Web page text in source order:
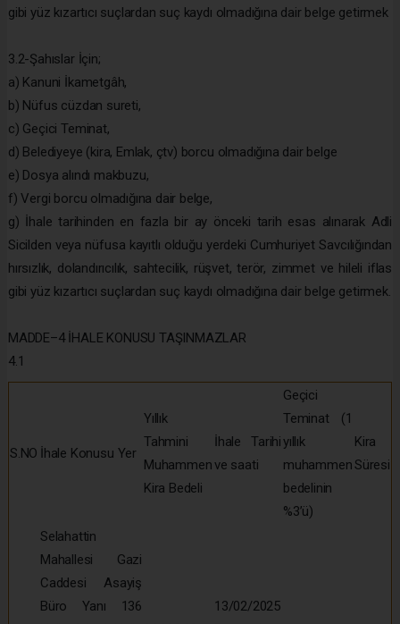
gibi yüz kızartıcı suçlardan suç kaydı olmadığına dair belge getirmek
3.2-Şahıslar İçin;
a) Kanuni İkametgâh,
b) Nüfus cüzdan sureti,
c) Geçici Teminat,
d) Belediyeye (kira, Emlak, çtv) borcu olmadığına dair belge
e) Dosya alındı makbuzu,
f) Vergi borcu olmadığına dair belge,
g) İhale tarihinden en fazla bir ay önceki tarih esas alınarak Adli
Sicilden veya nüfusa kayıtlı olduğu yerdeki Cumhuriyet Savcılığından
hırsızlık, dolandırıcılık, sahtecilik, rüşvet, terör, zimmet ve hileli iflas
gibi yüz kızartıcı suçlardan suç kaydı olmadığına dair belge getirmek.
MADDE–4 İHALE KONUSU TAŞINMAZLAR
4.1
S.NO İhale Konusu Yer
Yıllık
Tahmini
Muhammen
Kira Bedeli
İhale Tarihi
ve saati
Geçici
Teminat (1
yıllık
muhammen
bedelinin
%3’ü)
Kira
Süresi
Selahattin
Mahallesi Gazi
Caddesi Asayiş
Büro Yanı 136
13/02/2025